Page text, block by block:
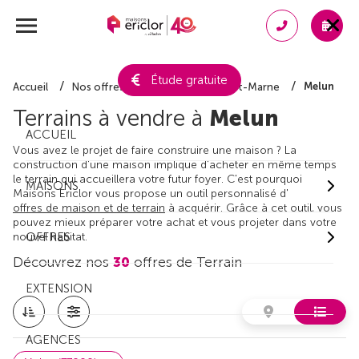
Étude gratuite
ACCUEIL
MAISONS
OFFRES
EXTENSION
AGENCES
Accueil Nos offres de terrain Seine-et-Marne Melun
Terrains à vendre à Melun
Vous avez le projet de faire construire une maison ? La
construction d'une maison implique d'acheter en même temps
le terrain qui accueillera votre futur foyer. C'est pourquoi
Maisons Ericlor vous propose un outil personnalisé d'
offres de maison et de terrain à acquérir. Grâce à cet outil, vous
pouvez mieux préparer votre achat et vous projeter dans votre
nouvel habitat.
Découvrez nos 30 offres de Terrain